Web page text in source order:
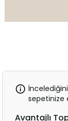
sepetinize
Avantajlı